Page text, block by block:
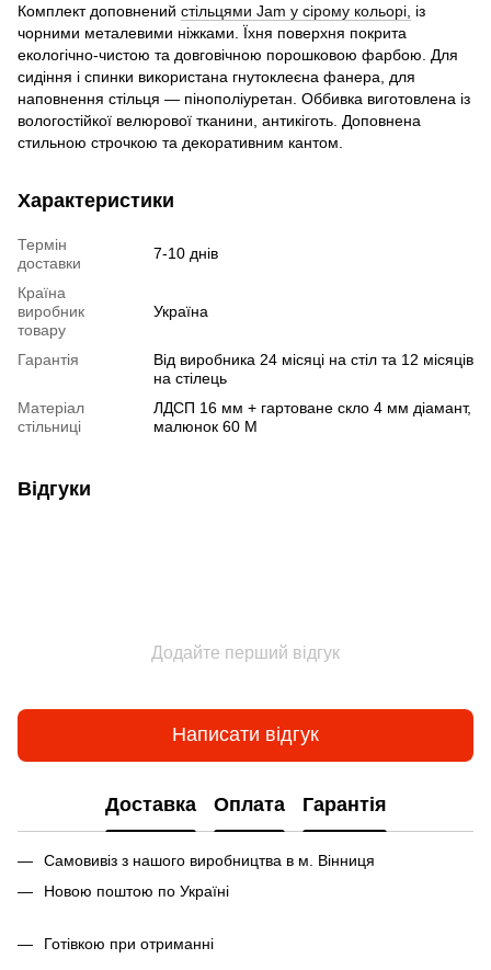
Комплект доповнений стільцями Jam у сірому кольорі, із
чорними металевими ніжками. Їхня поверхня покрита
екологічно-чистою та довговічною порошковою фарбою. Для
сидіння і спинки використана гнутоклеєна фанера, для
наповнення стільця — пінополіуретан. Оббивка виготовлена із
вологостійкої велюрової тканини, антикіготь. Доповнена
стильною строчкою та декоративним кантом.
Характеристики
Термін
доставки
7-10 днів
Країна
виробник
товару
Україна
Гарантія
Від виробника 24 місяці на стіл та 12 місяців
на стілець
Матеріал
стільниці
ЛДСП 16 мм + гартоване скло 4 мм діамант,
малюнок 60 М
Відгуки
Додайте перший відгук
Написати відгук
Доставка Оплата Гарантія
Самовивіз з нашого виробництва в м. Вінниця
Новою поштою по Україні
Готівкою при отриманні